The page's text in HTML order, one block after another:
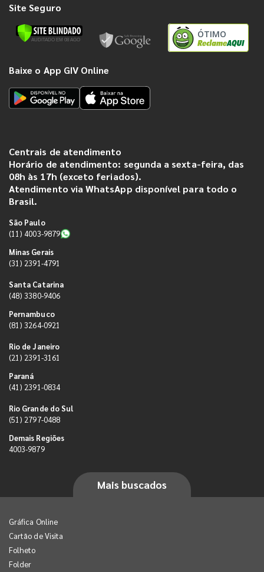
Site Seguro
ÓTIMO
Baixe o App GIV Online
Centrais de atendimento
Horário de atendimento: segunda a sexta-feira, das
08h às 17h (exceto feriados).
Atendimento via WhatsApp disponível para todo o
Brasil.
São Paulo
(11) 4003-9879
Minas Gerais
(31) 2391-4791
Santa Catarina
(48) 3380-9406
Pernambuco
(81) 3264-0921
Rio de Janeiro
(21) 2391-3161
Paraná
(41) 2391-0834
Rio Grande do Sul
(51) 2797-0488
Demais Regiões
4003-9879
Mais buscados
Gráfica Online
Cartão de Visita
Folheto
Folder